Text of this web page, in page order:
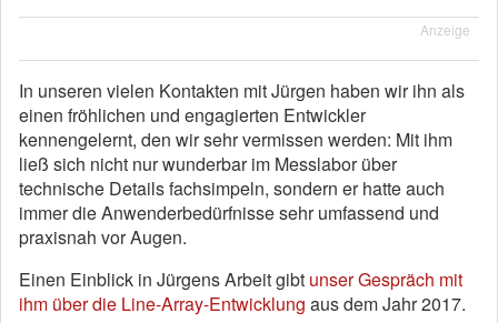
Anzeige
In unseren vielen Kontakten mit Jürgen haben wir ihn als
einen fröhlichen und engagierten Entwickler
kennengelernt, den wir sehr vermissen werden: Mit ihm
ließ sich nicht nur wunderbar im Messlabor über
technische Details fachsimpeln, sondern er hatte auch
immer die Anwenderbedürfnisse sehr umfassend und
praxisnah vor Augen.
Einen Einblick in Jürgens Arbeit gibt unser Gespräch mit
ihm über die Line-Array-Entwicklung aus dem Jahr 2017.